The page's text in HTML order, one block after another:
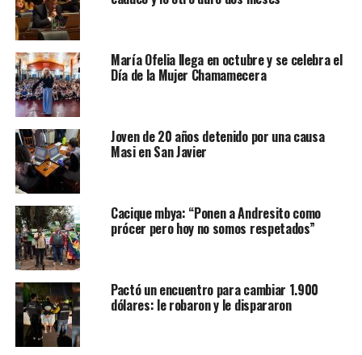
María Ofelia llega en octubre y se celebra el
Día de la Mujer Chamamecera
Joven de 20 años detenido por una causa
Masi en San Javier
Cacique mbya: “Ponen a Andresito como
prócer pero hoy no somos respetados”
Pactó un encuentro para cambiar 1.900
dólares: le robaron y le dispararon